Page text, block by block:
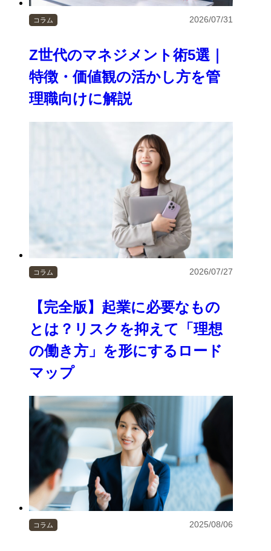
Z世代のマネジメント術5選｜
特徴・価値観の活かし方を管
理職向けに解説
コラム 2026/07/31
【完全版】起業に必要なもの
とは？リスクを抑えて「理想
の働き方」を形にするロード
マップ
コラム 2026/07/27
コラム 2025/08/06